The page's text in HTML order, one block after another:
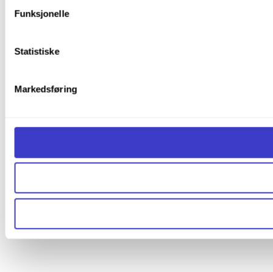
Informasjonskapsler (Cookies)
Funksjonelle
Statistiske
Markedsføring